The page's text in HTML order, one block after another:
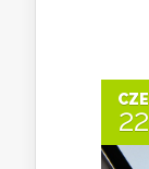
CZE
22